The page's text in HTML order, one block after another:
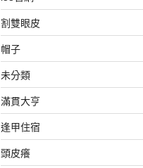
割雙眼皮
帽子
未分類
滿貫大亨
逢甲住宿
頭皮癢